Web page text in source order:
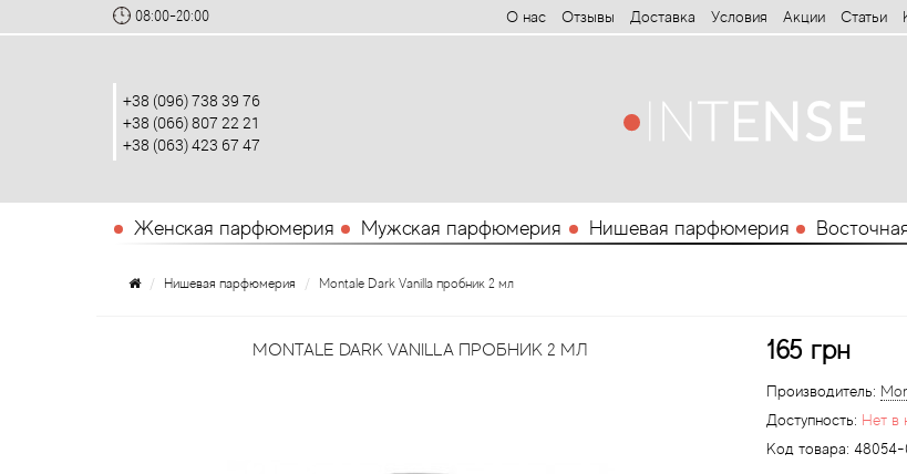
08:00-20:00 О нас Отзывы Доставка Условия Aкции Статьи
+38 (096) 738 39 76
+38 (066) 807 22 21
+38 (063) 423 67 47
Женская парфюмерия Мужская парфюмерия Нишевая парфюмерия
Нишевая парфюмерия Montale Dark Vanilla пробник 2 мл
MONTALE DARK VANILLA ПРОБНИК 2 МЛ 165 грн
Производитель:
Доступность: Нет в
Код товара: 48054-